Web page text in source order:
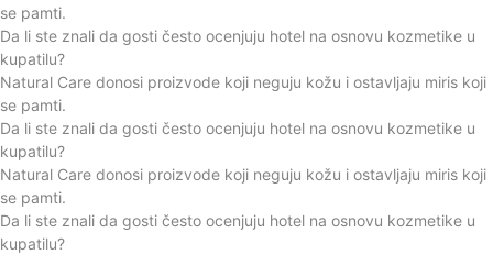
se pamti.
Da li ste znali da gosti često ocenjuju hotel na osnovu kozmetike u
kupatilu?
Natural Care donosi proizvode koji neguju kožu i ostavljaju miris koji
se pamti.
Da li ste znali da gosti često ocenjuju hotel na osnovu kozmetike u
kupatilu?
Natural Care donosi proizvode koji neguju kožu i ostavljaju miris koji
se pamti.
Da li ste znali da gosti često ocenjuju hotel na osnovu kozmetike u
kupatilu?